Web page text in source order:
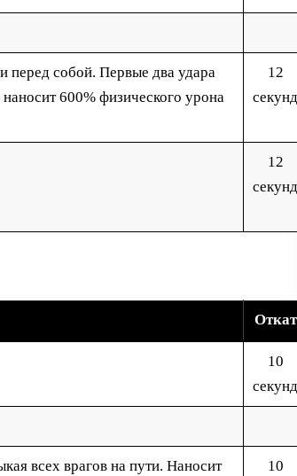
перед собой. Первые два удара
600% физического урона
12
секунд
12
секунд
Откат
10
секунд
всех врагов на пути. Наносит
10